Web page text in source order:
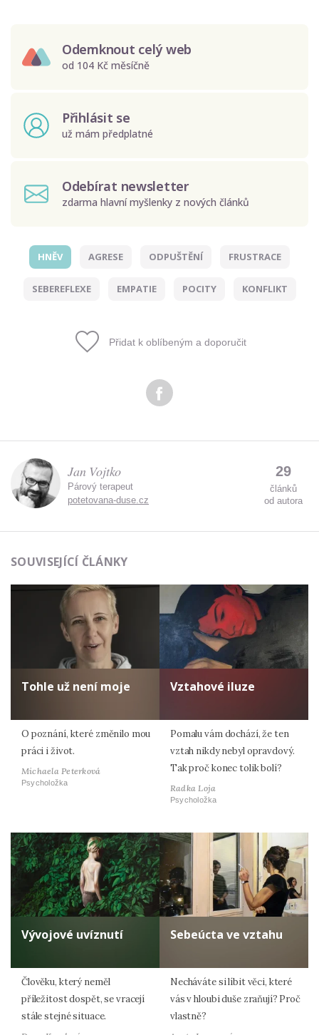
Odemknout celý web
od 104 Kč měsíčně
Přihlásit se
už mám předplatné
Odebírat newsletter
zdarma hlavní myšlenky z nových článků
HNĚV AGRESE ODPUŠTĚNÍ FRUSTRACE
SEBEREFLEXE EMPATIE POCITY KONFLIKT
Přidat k oblíbeným a doporučit
Jan Vojtko
Párový terapeut
potetovana-duse.cz
29
článků
od autora
SOUVISEJÍCÍ ČLÁNKY
Tohle už není moje
O poznání, které změnilo mou
práci i život.
Michaela Peterková
Psycholožka
Vztahové iluze
Pomalu vám dochází, že ten
vztah nikdy nebyl opravdový.
Tak proč konec tolik bolí?
Radka Loja
Psycholožka
Vývojové uvíznutí
Člověku, který neměl
příležitost dospět, se vracejí
stále stejné situace.
Sebeúcta ve vztahu
Necháváte si líbit věci, které
vás v hloubi duše zraňují? Proč
vlastně?